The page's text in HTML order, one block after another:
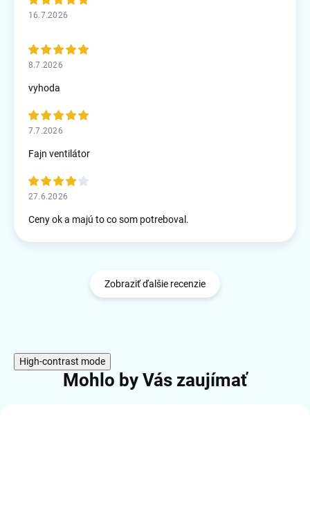
16.7.2026
8.7.2026
vyhoda
7.7.2026
Fajn ventilátor
27.6.2026
Ceny ok a majú to co som potreboval.
Zobraziť ďalšie recenzie
High-contrast mode
Mohlo by Vás zaujímať